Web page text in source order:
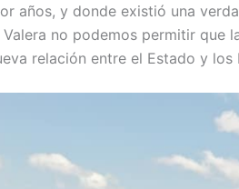
años, y donde existió una
no podemos permitir que
relación entre el Estado y los